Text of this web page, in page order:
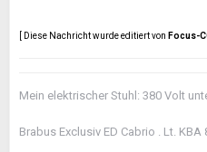
[ Diese Nachricht wurde editiert von Focus-
Mein elektrischer Stuhl: 380 Volt
Brabus Exclusiv ED Cabrio . Lt.